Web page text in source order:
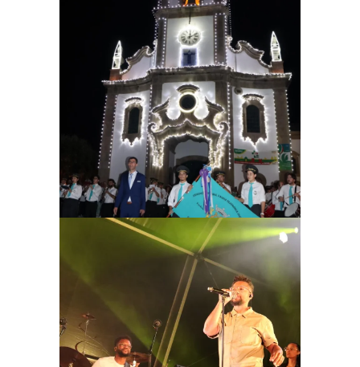
Ampliar
Ampliar